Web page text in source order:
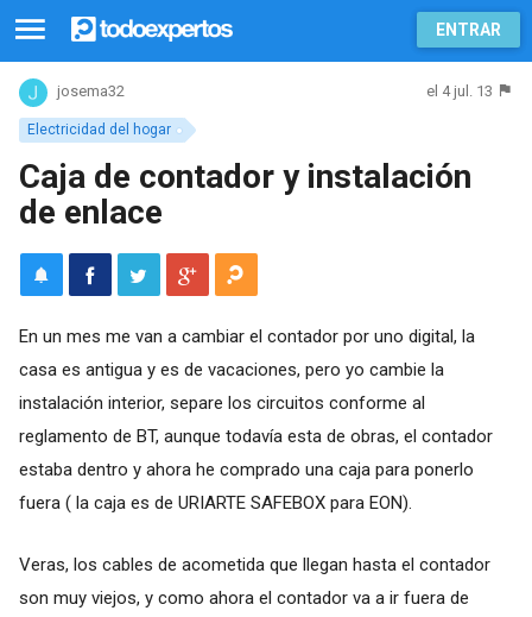
ENTRAR
Electricidad del hogar
josema32 el 4 jul. 13
Caja de contador y instalación
de enlace
En un mes me van a cambiar el contador por uno digital, la
casa es antigua y es de vacaciones, pero yo cambie la
instalación interior, separe los circuitos conforme al
reglamento de BT, aunque todavía esta de obras, el contador
estaba dentro y ahora he comprado una caja para ponerlo
fuera ( la caja es de URIARTE SAFEBOX para EON).
Veras, los cables de acometida que llegan hasta el contador
son muy viejos, y como ahora el contador va a ir fuera de